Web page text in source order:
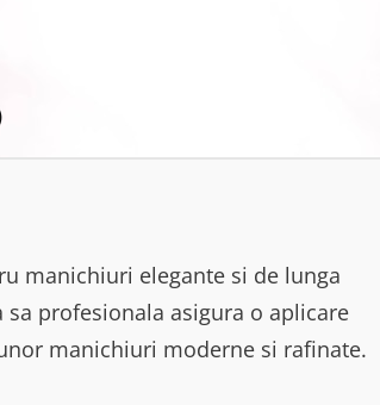
manichiuri elegante si de lunga
profesionala asigura o aplicare
manichiuri moderne si rafinate.